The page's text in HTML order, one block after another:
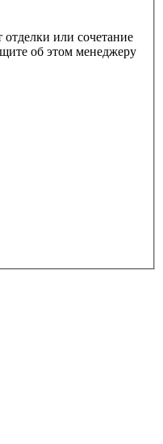
или сочетание
об этом менеджеру